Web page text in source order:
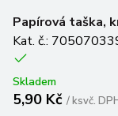
Papírová taška,
Kat. č.:
Skladem
5,90 Kč /ksvč.